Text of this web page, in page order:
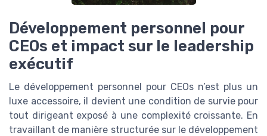
Développement personnel pour
CEOs et impact sur le leadership
exécutif
Le développement personnel pour CEOs n’est plus un
luxe accessoire, il devient une condition de survie pour
tout dirigeant exposé à une complexité croissante. En
travaillant de manière structurée sur le développement